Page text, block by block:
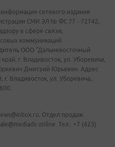
сетевого издания
СМИ ЭЛ № ФС 77 - 72742,
в сфере связи,
коммуникаций
ООО "Дальневосточный
г. Владивосток, ул. Уборевича,
Дмитрий Юрьевич. Адрес
Владивосток, ул. Уборевича,
Отдел продаж
Тел.: +7 (423)